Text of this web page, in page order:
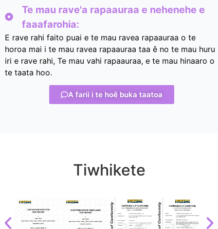
Te mau rave'a rapaauraa e nehenehe e
faaafarohia:
E rave rahi faito puai e te mau ravea rapaauraa o te
horoa mai i te mau ravea rapaauraa taa ê no te mau huru
iri e rave rahi, Te mau vahi rapaauraa, e te mau hinaaro o
te taata hoo.
A farii i te hoê buka taatoa
Tiwhikete